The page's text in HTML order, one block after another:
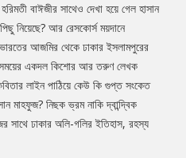
বাঈজীর সাথেও দেখা হয়ে গেল হাসান
নিয়েছে? আর রেসকোর্স ময়দানে
আজমির থেকে ঢাকার ইসলামপুরের
সময়ের একদল কিশোর আর তরুণ লেখক
লাইন পাঠিয়ে কেউ কি গুপ্ত সংকেত
মাহফুজ? নিছক ভ্রম নাকি দ্বান্দ্বিক
সাথে ঢাকার অলি-গলির ইতিহাস, রহস্য